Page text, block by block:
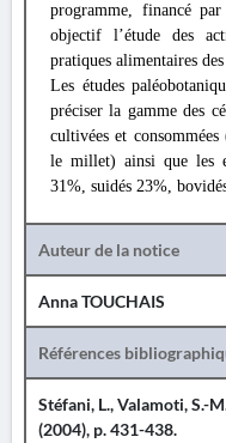
programme, financé
objectif l’étude des
pratiques alimentaires
Les études
préciser la gamme des
cultivées et
le millet) ainsi que les
31%, suidés 23%,
Auteur de la notice
Anna TOUCHAIS
Références
Stéfani, L., Valamoti, S.-
(2004), p. 431-438.